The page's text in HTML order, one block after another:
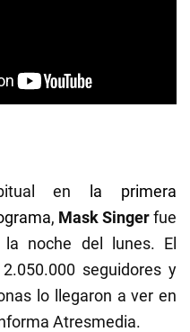
en la primera
, Mask Singerfue
noche del lunes. El
seguidores y
lo llegaron a ver en
Atresmedia.